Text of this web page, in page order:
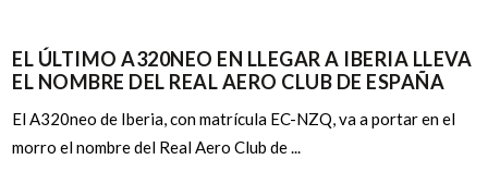
EL ÚLTIMO A320NEO EN LLEGAR A IBERIA LLEVA
EL NOMBRE DEL REAL AERO CLUB DE ESPAÑA
El A320neo de Iberia, con matrícula EC-NZQ, va a portar en el
morro el nombre del Real Aero Club de ...